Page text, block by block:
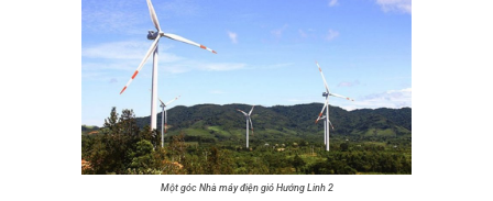
Một góc Nhà máy điện gió Hướng Linh 2